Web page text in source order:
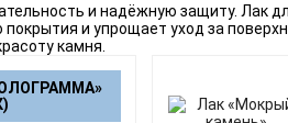
и надёжную защиту. Лак
и упрощает уход за
камня.